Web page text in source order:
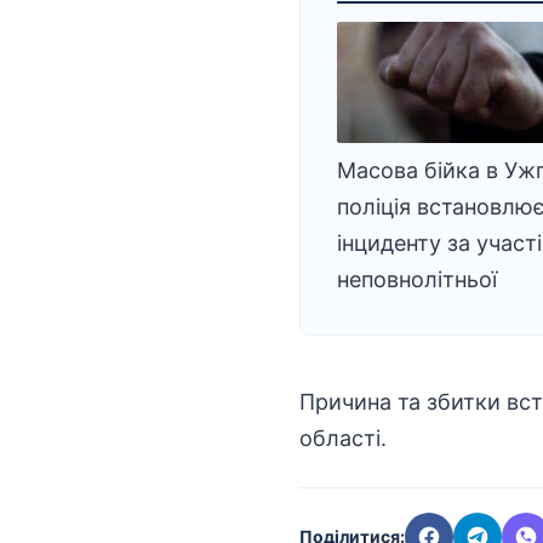
Масова бійка в
поліція
інциденту за участі
неповнолітньої
Причина та збитки
області.
Поділитися: